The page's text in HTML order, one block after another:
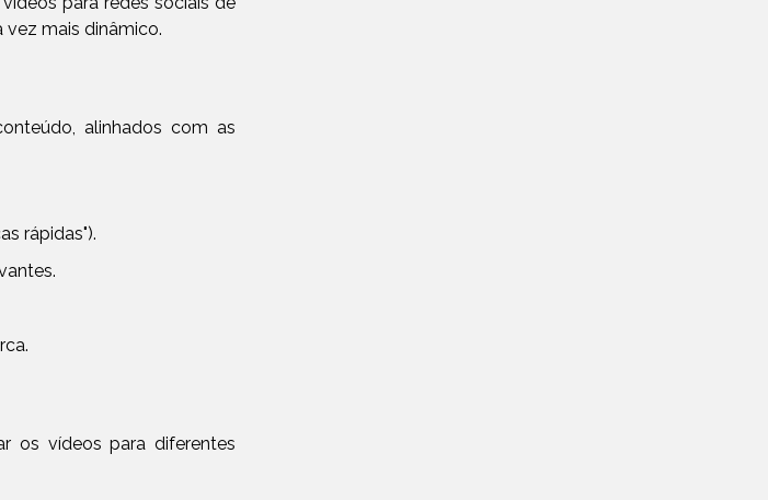
mais dinâmico.
alinhados com as
rápidas").
os vídeos para diferentes